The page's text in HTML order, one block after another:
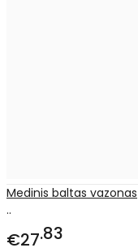
Medinis baltas vazonas
..
€27 83